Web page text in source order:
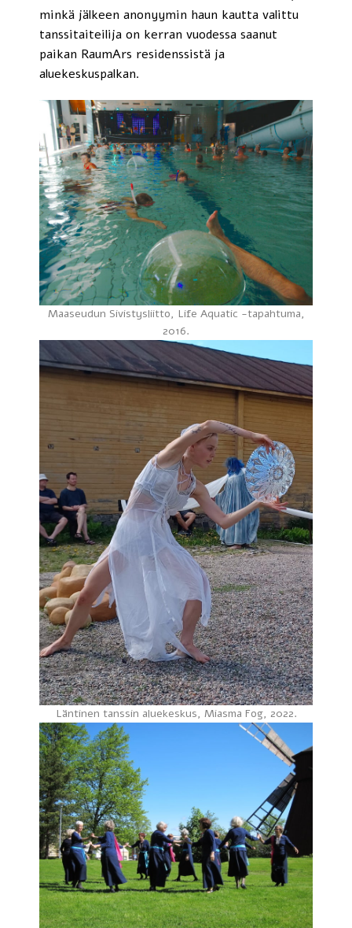
minkä jälkeen anonyymin haun kautta valittu
tanssitaiteilija on kerran vuodessa saanut
paikan RaumArs residenssistä ja
aluekeskuspalkan.
Maaseudun Sivistysliitto, Life Aquatic -tapahtuma,
2016.
Läntinen tanssin aluekeskus, Miasma Fog, 2022.